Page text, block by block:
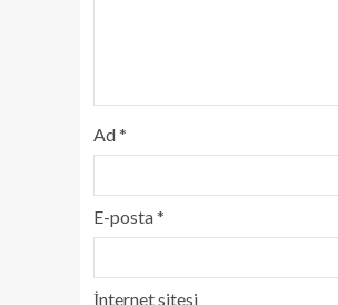
Ad*
E-posta*
İnternet sitesi